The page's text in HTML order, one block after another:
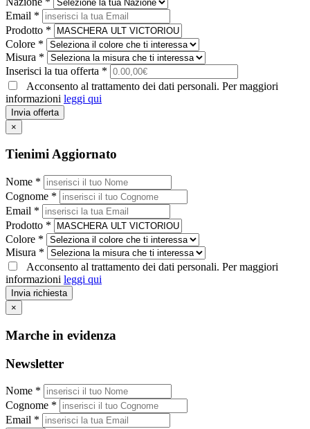
Email *
Prodotto *
Colore *
Misura *
Inserisci la tua offerta *
Acconsento al trattamento dei dati personali. Per maggiori
informazioni leggi qui
Invia offerta
×
Tienimi Aggiornato
Nome *
Cognome *
Email *
Prodotto *
Colore *
Misura *
Acconsento al trattamento dei dati personali. Per maggiori
informazioni leggi qui
Invia richiesta
×
Marche in evidenza
Newsletter
Nome *
Cognome *
Email *